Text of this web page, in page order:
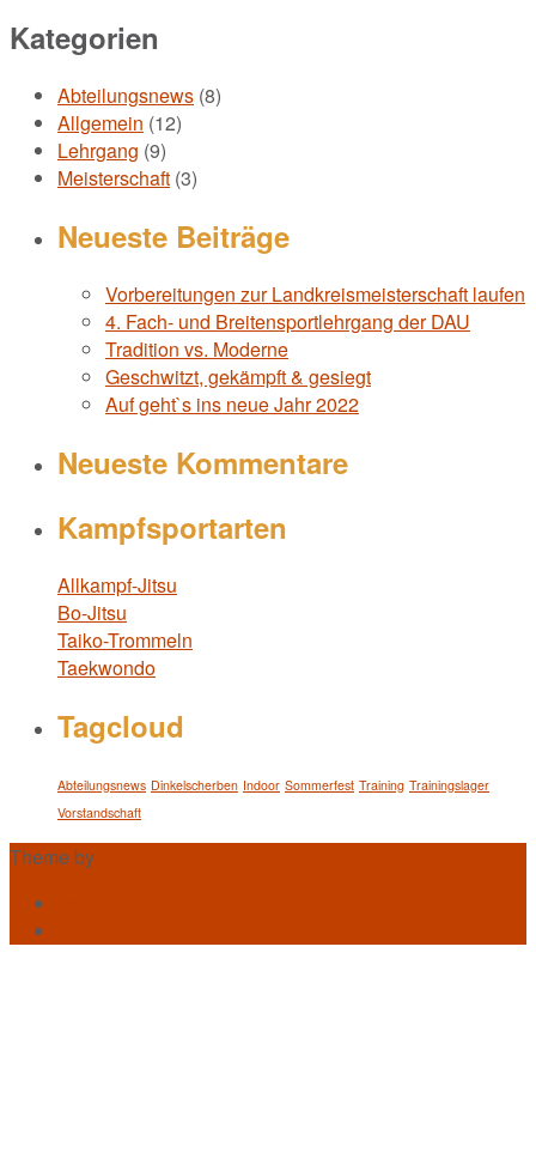
Kategorien
Abteilungsnews (8)
Allgemein (12)
Lehrgang (9)
Meisterschaft (3)
Neueste Beiträge
Vorbereitungen zur Landkreismeisterschaft laufen
4. Fach- und Breitensportlehrgang der DAU
Tradition vs. Moderne
Geschwitzt, gekämpft & gesiegt
Auf geht`s ins neue Jahr 2022
Neueste Kommentare
Kampfsportarten
Allkampf-Jitsu
Bo-Jitsu
Taiko-Trommeln
Taekwondo
Tagcloud
Abteilungsnews Dinkelscherben Indoor Sommerfest Training Trainingslager
Vorstandschaft
Theme by